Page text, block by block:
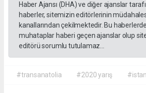
Haber Ajansı (DHA) ve diğer ajanslar
haberler, sitemizin editörlerinin
kanallarından çekilmektedir. Bu
muhataplar haberi geçen ajanslar olup
editörü sorumlu tutulamaz...
#transanatolia #2020 yarış